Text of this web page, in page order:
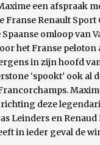
een afspraak
Franse Renault Sport
omloop van
het Franse peloton
in zijn hoofd
‘spookt’ ook al
deze
Leinders en Renaud
in ieder geval de